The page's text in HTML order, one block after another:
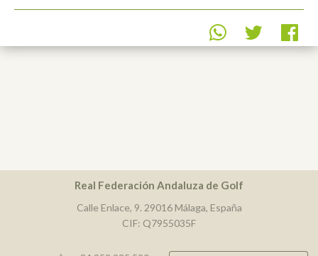
Real Federación Andaluza de Golf
Calle Enlace, 9. 29016 Málaga, España
CIF: Q7955035F